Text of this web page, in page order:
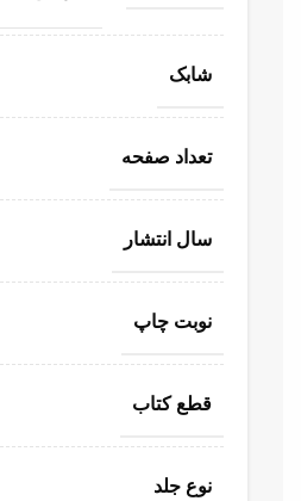
شابک
تعداد صفحه
سال انتشار
نوبت چاپ
قطع کتاب
نوع جلد